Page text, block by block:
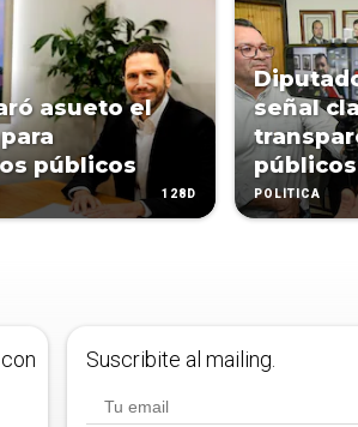
asueto el
públicos
128D
señal
públicos
POLÍTICA
Suscribite al mailing.